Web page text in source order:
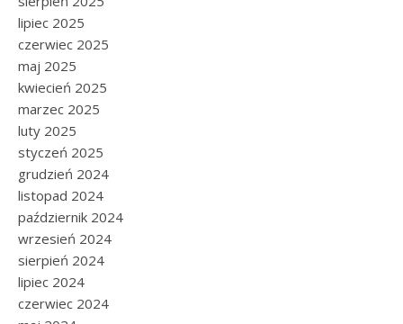
lipiec 2025
czerwiec 2025
maj 2025
kwiecień 2025
marzec 2025
luty 2025
styczeń 2025
grudzień 2024
listopad 2024
październik 2024
wrzesień 2024
sierpień 2024
lipiec 2024
czerwiec 2024